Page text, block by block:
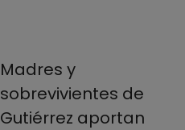
Madres y
sobrevivientes de
Gutiérrez aportan